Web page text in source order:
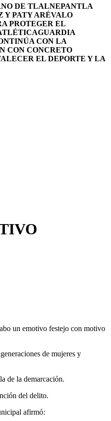
DE TLALNEPANTLA
Y PATY ARÉVALO
PROTEGER EL
GUARDIA
CON LA
CON CONCRETO
EL DEPORTE Y LA
un emotivo festejo con motivo
de mujeres y
de la demarcación.
del delito.
afirmó: